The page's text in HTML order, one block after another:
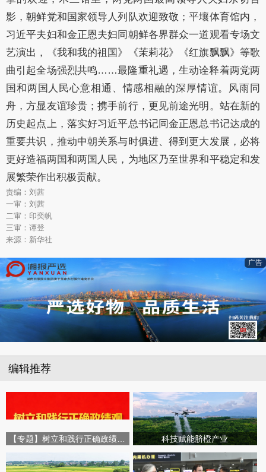
影，朝鲜党和国家领导人列队欢迎致敬；平壤体育馆内，
习近平夫妇和金正恩夫妇同朝鲜各界群众一道观看专场文
艺演出，《我和我的祖国》《茉莉花》《红旗飘飘》等歌
曲引起全场强烈共鸣……最隆重礼遇，生动诠释着两党两
国和两国人民心意相通、情感相融的深厚情谊。风雨同
舟，方显友谊珍贵；携手前行，更见前途光明。站在新的
历史起点上，落实好习近平总书记同金正恩总书记达成的
重要共识，推动中朝关系与时俱进、得到更大发展，必将
更好造福两国和两国人民，为地区乃至世界和平稳定和发
展繁荣作出积极贡献。
责编：刘茜
一审：刘茜
二审：印奕帆
三审：谭登
来源：新华社
广告
编辑推荐
科技赋能脐橙产业